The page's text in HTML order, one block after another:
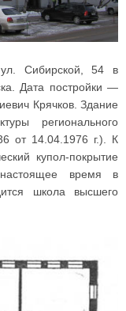
Сибирской, 54 в
Дата постройки —
Крячков. Здание
регионального
от 14.04.1976 г.). К
купол-покрытие
время в
школа высшего